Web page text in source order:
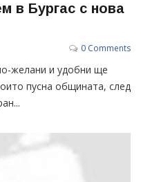
в Бургас с нова
0 Comments
желани и удобни ще
пусна общината, след